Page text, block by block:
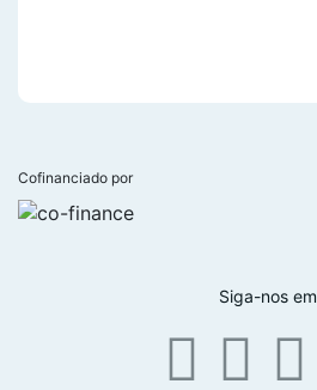
Cofinanciado por
Siga-nos em